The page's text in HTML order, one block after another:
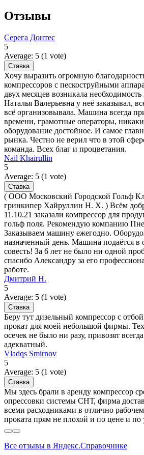
Отзывы
Серега Донтес
5
Average: 5 (1 vote)
Хочу выразить огромную
компрессоров с пескоструйными
двух месяцев возникала
Наталья Валерьевна у неё заказывал,
всё организовывала. Машина всегда
времени, грамотные операторы,
оборудование достойное. И самое
рынка. Честно не верил что в этой
команда. Всех благ и процветания.
Nail Khairullin
5
Average: 5 (1 vote)
( ООО Московский Городской Гольф
гринкипер Хайруллин Н. Х. ) Всём
11.10.21 заказали компрессор для
гольф поля. Рекомендую компанию
Заказываем машину ежегодно.
назначенный день. Машина подаётся в
совесть! За 6 лет не было ни одной
спасибо Александру за его
работе.
Дмитрий Н.
5
Average: 5 (1 vote)
Беру тут дизельный компрессор с
прокат для моей небольшой фирмы.
осечек не было ни разу, привозят
адекватный.
Vladqs Smirnov
5
Average: 5 (1 vote)
Мы здесь брали в аренду компрессор
опрессовки системы СНТ, фирма
всеми расходниками в отлично
проката прям не плохой и по цене и
Все отзывы в Яндекс.Справочнике